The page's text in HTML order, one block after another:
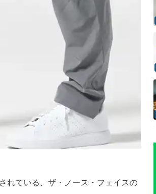
れている、ザ・ノース・フェイスの